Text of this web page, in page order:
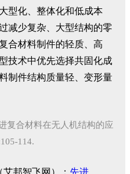
型化、整体化和低成本
减少复杂、大型结构的零
合材料制件的轻质、高
技术中优先选择共固化成
制件结构质量轻、变形量
复合材料在无人机结构的应
114.